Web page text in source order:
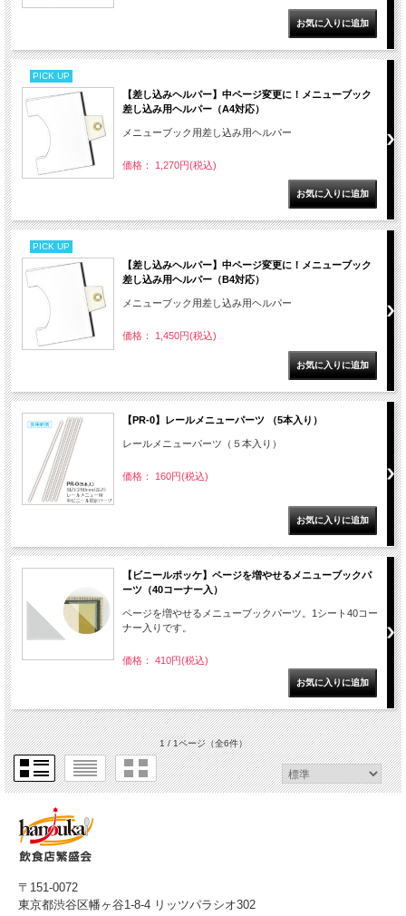
PICK UP
【差し込みヘルパー】中ページ変更に！メニューブック
差し込み用ヘルパー（A4対応）
メニューブック用差し込み用ヘルパー
価格： 1,270円(税込)
PICK UP
【差し込みヘルパー】中ページ変更に！メニューブック
差し込み用ヘルパー（B4対応）
メニューブック用差し込み用ヘルパー
価格： 1,450円(税込)
【PR-0】レールメニューパーツ （5本入り）
レールメニューパーツ（５本入り）
価格： 160円(税込)
【ビニールポッケ】ページを増やせるメニューブックパ
ーツ（40コーナー入）
ページを増やせるメニューブックパーツ。1シート40コー
ナー入りです。
価格： 410円(税込)
1 / 1ページ（全6件）
〒151-0072
東京都渋谷区幡ヶ谷1-8-4 リッツパラシオ302